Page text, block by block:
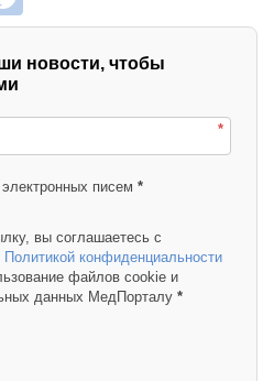
новости, чтобы
*
писем *
вы соглашаетесь с
конфиденциальности
файлов cookie и
данных МедПорталу *